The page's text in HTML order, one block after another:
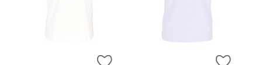
ZUR WUNSCHLISTE HINZUFÜGEN
ZUR